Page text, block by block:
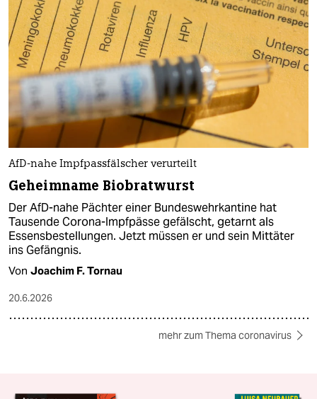
AfD-nahe Impfpassfälscher verurteilt
Geheimname Biobratwurst
Der AfD-nahe Pächter einer Bundeswehrkantine hat
Tausende Corona-Impfpässe gefälscht, getarnt als
Essensbestellungen. Jetzt müssen er und sein Mittäter
ins Gefängnis.
Von Joachim F. Tornau
20.6.2026
mehr zum Thema coronavirus